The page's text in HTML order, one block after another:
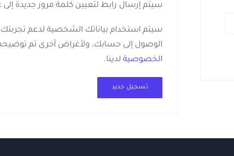
سيتم إرسال رابط لتعيين كلمة مرور جديدة إلى
سيتم استخدام بياناتك الشخصية لدعم تجربتك
الوصول إلى حسابك، ولأغراض أخرى تم
الخصوصية لدينا.
تسجيل جديد